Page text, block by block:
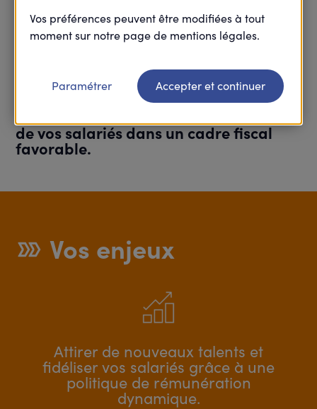
Épargne retraite et
Booster la rémunération et la retraite
de vos salariés dans un cadre fiscal
favorable.
Vos enjeux
Attirer de nouveaux talents et
fidéliser vos salariés grâce à une
politique de rémunération
dynamique.
Vos préférences peuvent être modifiées à tout
moment sur notre page de mentions légales.
Paramétrer Accepter et continuer